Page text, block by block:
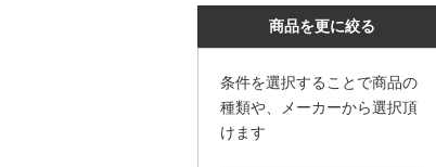
商品を更に絞る
条件を選択することで商品の
種類や、メーカーから選択頂
けます